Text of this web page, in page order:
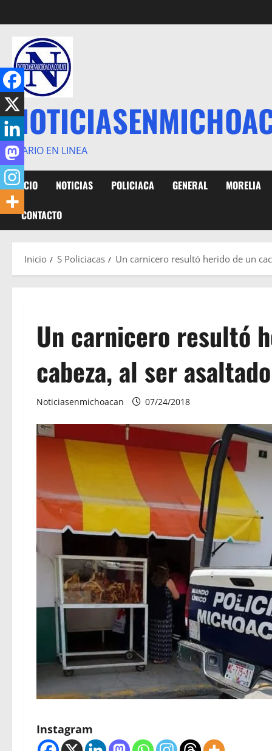
al
contenido
DIARIO EN LINEA
INICIO NOTICIAS POLICIACA GENERAL MORELIA
CONTACTO
Inicio S Policiacas Un carnicero resultó herido de un
Un carnicero resultó
cabeza, al ser
Noticiasenmichoacan 07/24/2018
Instagram